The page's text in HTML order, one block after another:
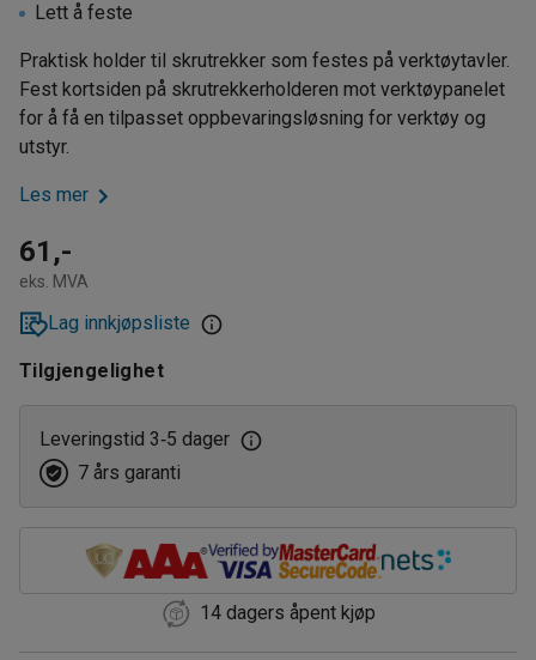
Lett å feste
Praktisk holder til skrutrekker som festes på verktøytavler.
Fest kortsiden på skrutrekkerholderen mot verktøypanelet
for å få en tilpasset oppbevaringsløsning for verktøy og
utstyr.
Les mer
61,-
eks. MVA
Lag innkjøpsliste
Tilgjengelighet
Leveringstid 3‑5 dager
7 års garanti
14 dagers åpent kjøp